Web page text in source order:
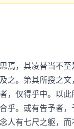
，其凌替当不至
之。第其所授之
，仅得乎中。以
乎。或有告予者
有七尺之躯，